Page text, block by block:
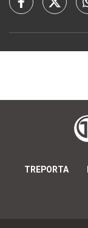
TREPORTA